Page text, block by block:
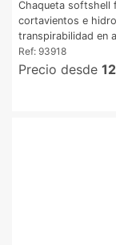
Chaqueta softshell
cortavientos e
transpirabilidad en
Ref: 93918
Precio desde